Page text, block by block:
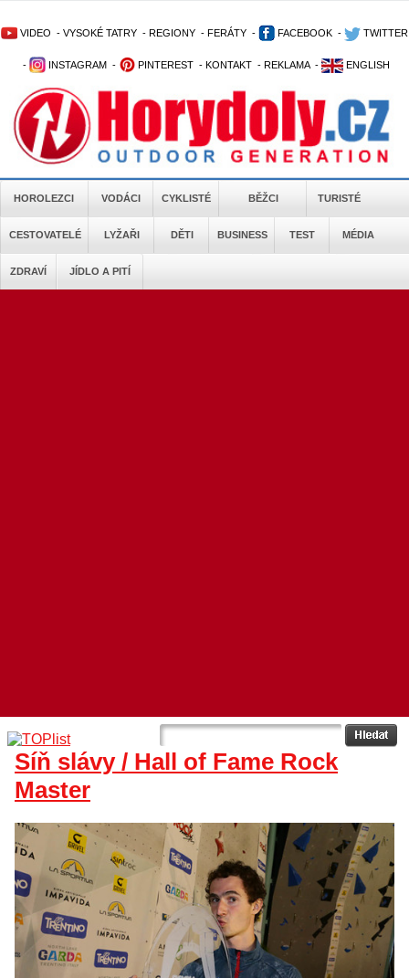
VIDEO - VYSOKÉ TATRY - REGIONY - FERÁTY - FACEBOOK - TWITTER
- INSTAGRAM - PINTEREST - KONTAKT - REKLAMA - ENGLISH
HOROLEZCI VODÁCI CYKLISTÉ BĚŽCI TURISTÉ
CESTOVATELÉ LYŽAŘI DĚTI BUSINESS TEST MÉDIA
ZDRAVÍ JÍDLO A PITÍ
Síň slávy / Hall of Fame Rock
Master